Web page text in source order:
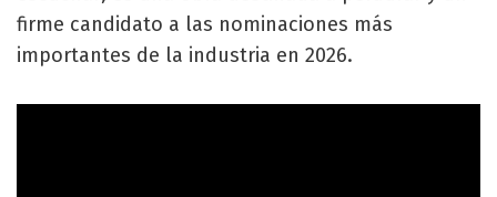
firme candidato a las nominaciones más
importantes de la industria en 2026.